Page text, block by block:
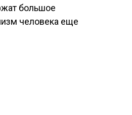
большое
человека еще